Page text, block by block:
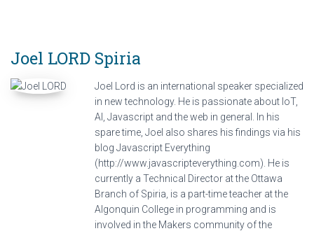
Joel LORD Spiria
Joel Lord is an international speaker specialized
in new technology. He is passionate about IoT,
AI, Javascript and the web in general. In his
spare time, Joel also shares his findings via his
blog Javascript Everything
(http://www.javascripteverything.com). He is
currently a Technical Director at the Ottawa
Branch of Spiria, is a part-time teacher at the
Algonquin College in programming and is
involved in the Makers community of the